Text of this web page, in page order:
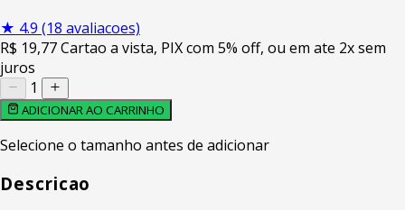
★ 4.9 (18 avaliacoes)
R$ 19,77Cartao a vista, PIX com 5% off, ou em ate 2x sem
juros
1
ADICIONAR AO CARRINHO
Selecione o tamanho antes de adicionar
Descricao